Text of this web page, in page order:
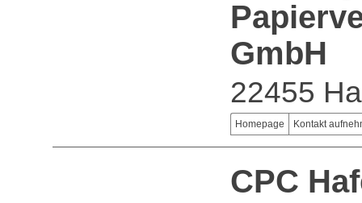
GmbH
22455
Homepage Kontakt
CPC